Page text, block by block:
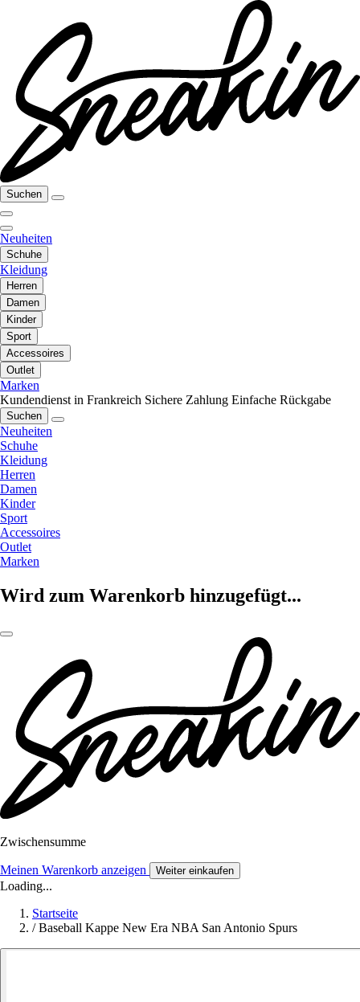
Suchen
Neuheiten
Schuhe
Kleidung
Herren
Damen
Kinder
Sport
Accessoires
Outlet
Marken
Kundendienst in Frankreich Sichere Zahlung Einfache Rückgabe
Suchen
Neuheiten
Schuhe
Kleidung
Herren
Damen
Kinder
Sport
Accessoires
Outlet
Marken
Wird zum Warenkorb hinzugefügt...
Zwischensumme
Meinen Warenkorb anzeigen Weiter einkaufen
Loading...
Startseite
/ Baseball Kappe New Era NBA San Antonio Spurs